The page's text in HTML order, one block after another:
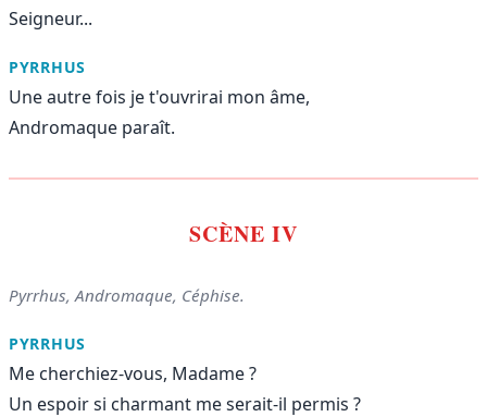
Seigneur...
PYRRHUS
Une autre fois je t'ouvrirai mon âme,
Andromaque paraît.
SCÈNE IV
Pyrrhus, Andromaque, Céphise.
PYRRHUS
Me cherchiez-vous, Madame ?
Un espoir si charmant me serait-il permis ?